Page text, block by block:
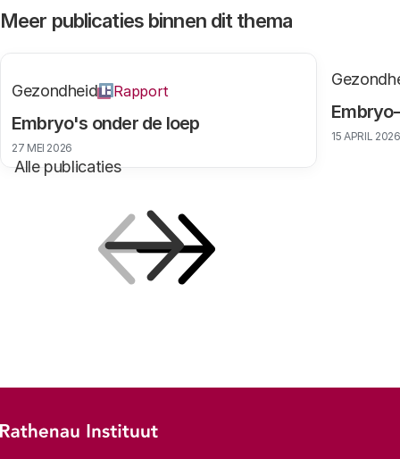
Meer publicaties binnen dit thema
Alle publicaties
Embryo's onder de loep
Gezondheid Rapport
27 MEI 2026
15 APRIL 2026
Footer-menu
Rathenau logo, naar de homepage